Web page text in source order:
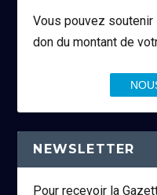
Vous pouvez soutenir
don du montant de
NEWSLETTER
Pour recevoir la